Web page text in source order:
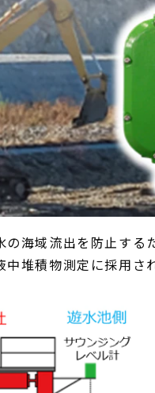
海域流出を防止する
堆積物測定に採用さ